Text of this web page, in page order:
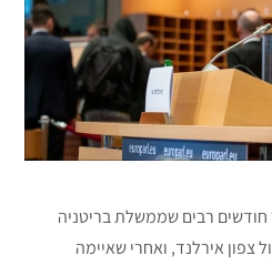
רבים שממשלת בריטניה
צפון אירלנד, ואחרי שאיימה